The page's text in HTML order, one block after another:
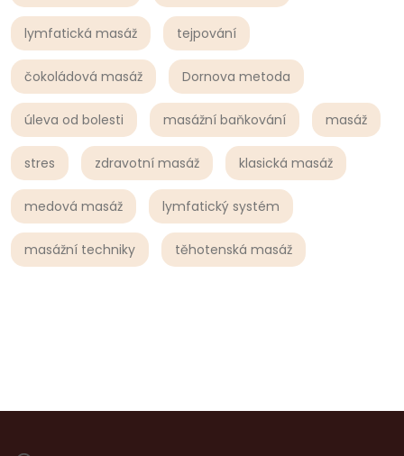
lymfatická masáž tejpování
čokoládová masáž Dornova metoda
úleva od bolesti masážní baňkování masáž
stres zdravotní masáž klasická masáž
medová masáž lymfatický systém
masážní techniky těhotenská masáž